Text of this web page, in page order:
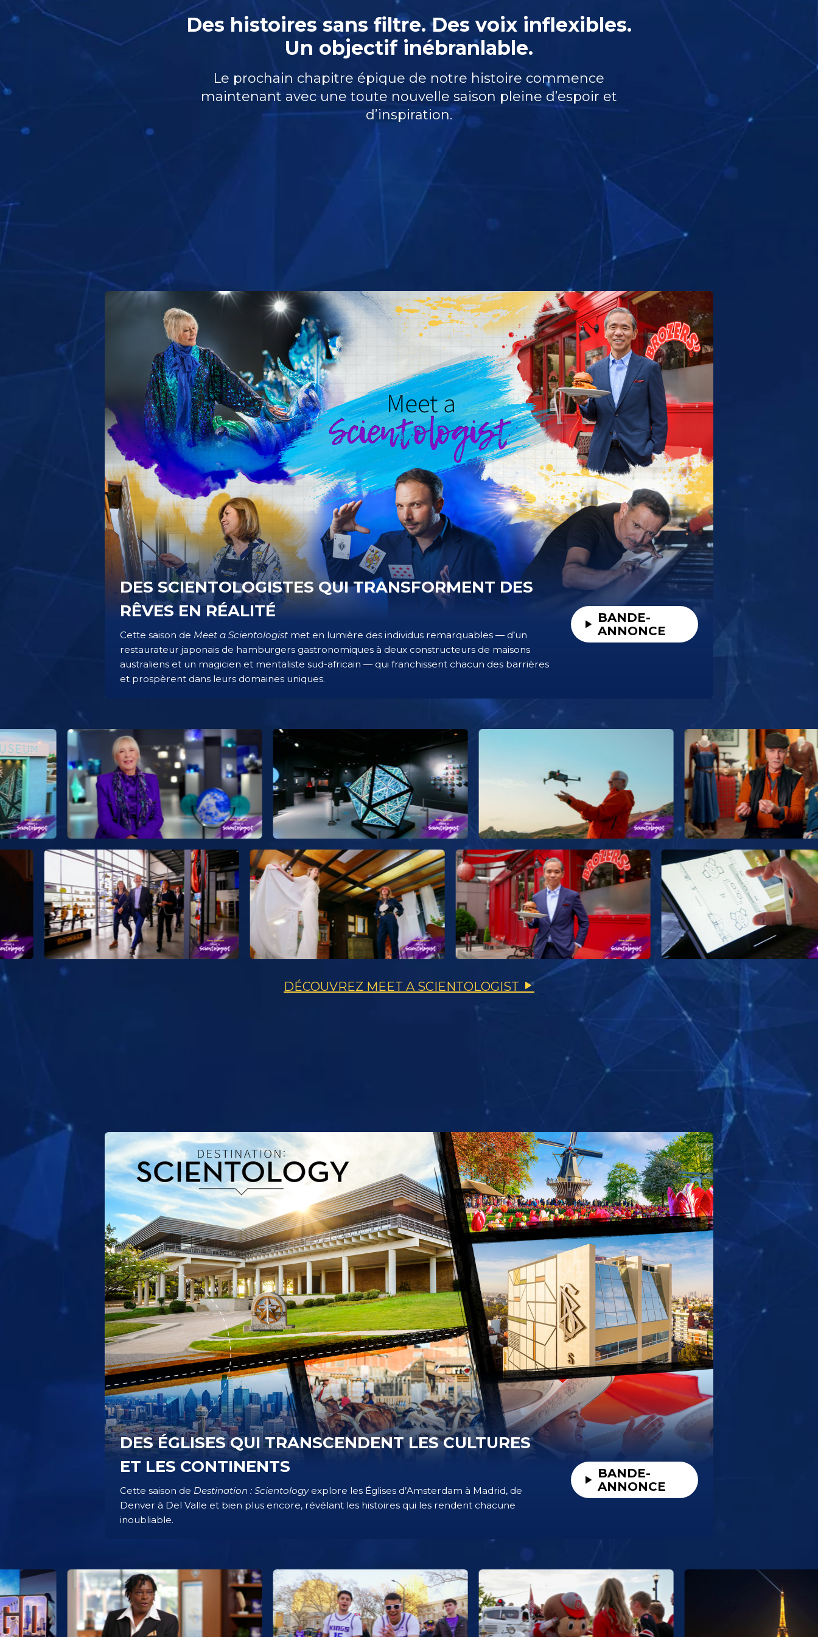
Des histoires sans filtre. Des voix inflexibles.
Un objectif inébranlable.
Le prochain chapitre épique de notre histoire commence
maintenant avec une toute nouvelle saison pleine d’espoir et
d’inspiration.
DES SCIENTOLOGISTES QUI TRANSFORMENT DES
RÊVES EN RÉALITÉ
Cette saison de Meet a Scientologistmet en lumière des individus remarquables — d’un
restaurateur japonais de hamburgers gastronomiques à deux constructeurs de maisons
australiens et un magicien et mentaliste sud-africain — qui franchissent chacun des barrières
et prospèrent dans leurs domaines uniques.
BANDE-
ANNONCE
DÉCOUVREZ MEET A SCIENTOLOGIST
DES ÉGLISES QUI TRANSCENDENT LES CULTURES
ET LES CONTINENTS
Cette saison de Destination : Scientologyexplore les Églises d’Amsterdam à Madrid, de
Denver à Del Valle et bien plus encore, révélant les histoires qui les rendent chacune
inoubliable.
BANDE-
ANNONCE